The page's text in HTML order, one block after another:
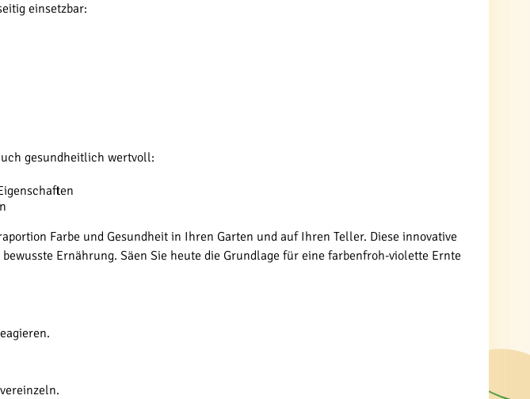
einsetzbar:
gesundheitlich wertvoll:
Farbe und Gesundheit in Ihren Garten und auf Ihren Teller. Diese innovative
Ernährung. Säen Sie heute die Grundlage für eine farbenfroh-violette Ernte